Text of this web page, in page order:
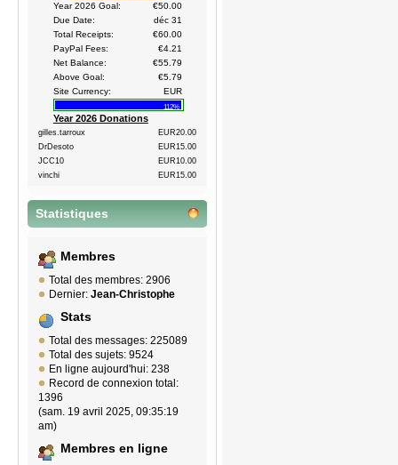
Year 2026 Goal:
€50.00
Due Date:
déc 31
Total Receipts:
€60.00
PayPal Fees:
€4.21
Net Balance:
€55.79
Above Goal:
€5.79
Site Currency:
EUR
112%
Year 2026 Donations
gilles.tarroux
EUR20.00
DrDesoto
EUR15.00
JCC10
EUR10.00
vinchi
EUR15.00
Statistiques
Membres
Total des membres: 2906
Dernier: Jean-Christophe
Stats
Total des messages: 225089
Total des sujets: 9524
En ligne aujourd'hui: 238
Record de connexion total:
1396
(sam. 19 avril 2025, 09:35:19
am)
Membres en ligne